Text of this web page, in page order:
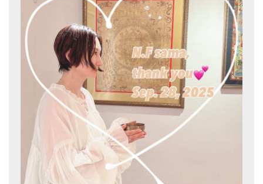
カートを見る
商品一覧
アマナマナのシンギングボウル
チベット・シンギングボウル
新・鍛造スペシャル
マンダラ彫（黒・渋金）
人気の3点セット
お得なアマナマナ・セット